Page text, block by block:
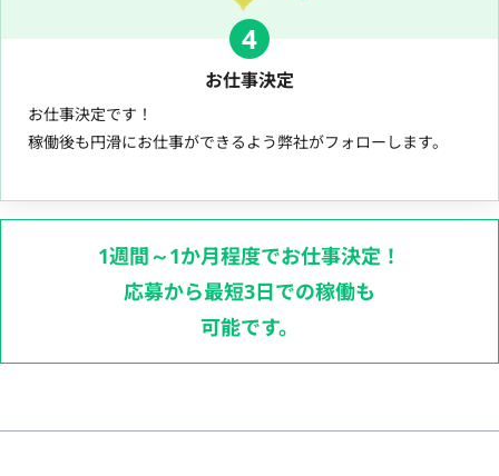
4
お仕事決定
お仕事決定です！
稼働後も円滑にお仕事ができるよう弊社がフォローします。
1週間～1か月程度でお仕事決定！
応募から最短3日での稼働も
可能です。